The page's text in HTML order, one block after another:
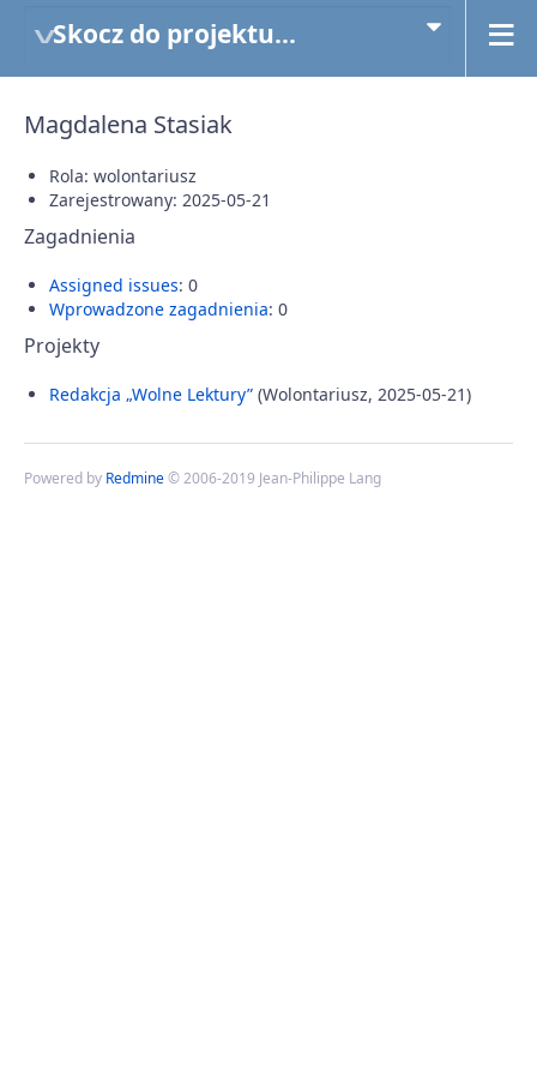
Skocz do projektu...
Magdalena Stasiak
Rola: wolontariusz
Zarejestrowany: 2025-05-21
Zagadnienia
Assigned issues: 0
Wprowadzone zagadnienia: 0
Projekty
Redakcja „Wolne Lektury” (Wolontariusz, 2025-05-21)
Powered by Redmine© 2006-2019 Jean-Philippe Lang